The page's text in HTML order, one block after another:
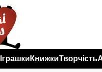
Іграшки КнижкиТворчість